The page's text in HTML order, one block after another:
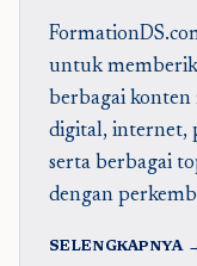
untuk
berbagai
digital, internet,
serta berbagai
dengan
SELENGKAPNYA